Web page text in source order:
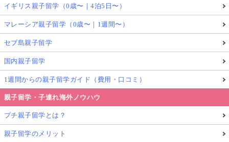
イギリス親子留学（0歳〜｜4泊5日〜）
マレーシア親子留学（0歳〜｜1週間〜）
セブ島親子留学
国内親子留学
1週間からの親子留学ガイド（費用・口コミ）
親子留学・子連れ海外ノウハウ
プチ親子留学とは？
親子留学のメリット